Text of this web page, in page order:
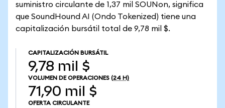
suministro circulante de 1,37 mil SOUNon, significa
que SoundHound AI (Ondo Tokenized) tiene una
capitalización bursátil total de 9,78 mil $.
CAPITALIZACIÓN BURSÁTIL
9,78 mil $
VOLUMEN DE OPERACIONES (24 H)
71,90 mil $
OFERTA CIRCULANTE